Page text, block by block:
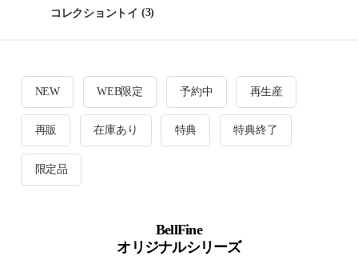
コレクショントイ (3)
NEW WEB限定 予約中 再生産
再販 在庫あり 特典 特典終了
限定品
BellFine
オリジナルシリーズ